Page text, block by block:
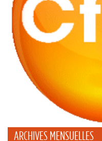
ARCHIVES MENSUELLES